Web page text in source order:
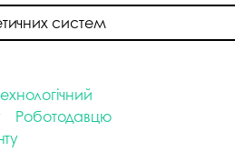
систем
Роботодавцю